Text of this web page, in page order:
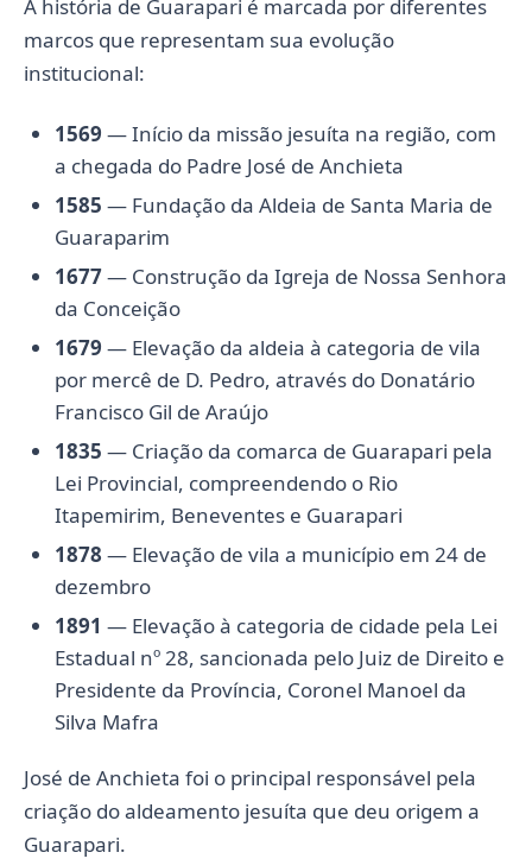
A história de Guarapari é marcada por diferentes
marcos que representam sua evolução
institucional:
1569 — Início da missão jesuíta na região, com
a chegada do Padre José de Anchieta
1585 — Fundação da Aldeia de Santa Maria de
Guaraparim
1677— Construção da Igreja de Nossa Senhora
da Conceição
1679 — Elevação da aldeia à categoria de vila
por mercê de D. Pedro, através do Donatário
Francisco Gil de Araújo
1835 — Criação da comarca de Guarapari pela
Lei Provincial, compreendendo o Rio
Itapemirim, Beneventes e Guarapari
1878 — Elevação de vila a município em 24 de
dezembro
1891 — Elevação à categoria de cidade pela Lei
Estadual nº 28, sancionada pelo Juiz de Direito e
Presidente da Província, Coronel Manoel da
Silva Mafra
José de Anchieta foi o principal responsável pela
criação do aldeamento jesuíta que deu origem a
Guarapari.